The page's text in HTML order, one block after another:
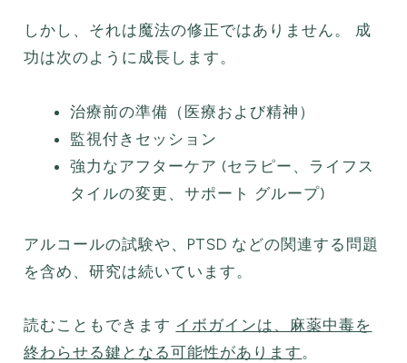
しかし、それは魔法の修正ではありません。 成
功は次のように成長します。
治療前の準備（医療および精神）
監視付きセッション
強力なアフターケア (セラピー、ライフス
タイルの変更、サポート グループ)
アルコールの試験や、PTSD などの関連する問題
を含め、研究は続いています。
読むこともできます イボガインは、麻薬中毒を
終わらせる鍵となる可能性があります。